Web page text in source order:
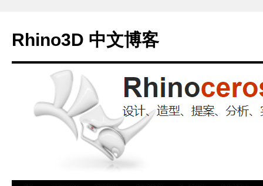
Rhino3D 中文博客